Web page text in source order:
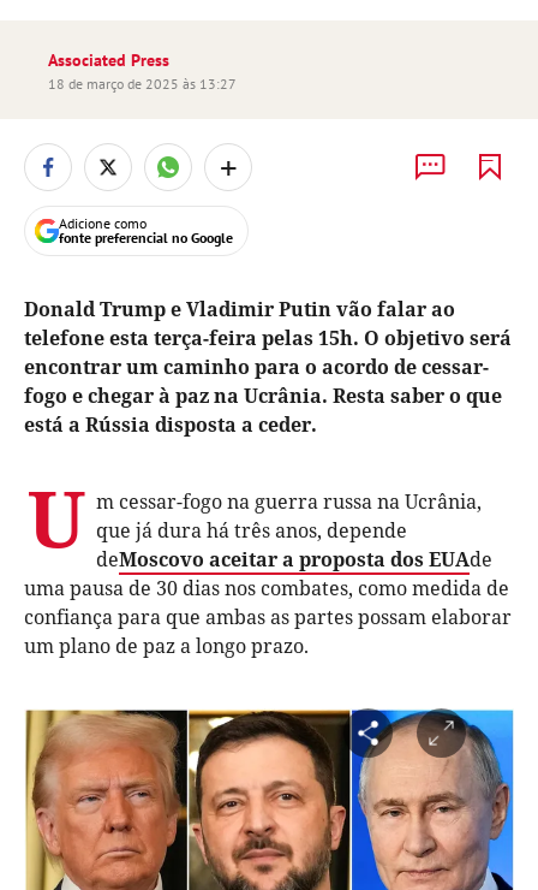
Associated Press
18 de março de 2025 às 13:27
+
Adicione como
fonte preferencial no Google
Donald Trump e Vladimir Putin vão falar ao
telefone esta terça-feira pelas 15h. O objetivo será
encontrar um caminho para o acordo de cessar-
fogo e chegar à paz na Ucrânia. Resta saber o que
está a Rússia disposta a ceder.
U m cessar-fogo na guerra russa na Ucrânia,
que já dura há três anos, depende
deMoscovo aceitar a proposta dos EUAde
uma pausa de 30 dias nos combates, como medida de
confiança para que ambas as partes possam elaborar
um plano de paz a longo prazo.